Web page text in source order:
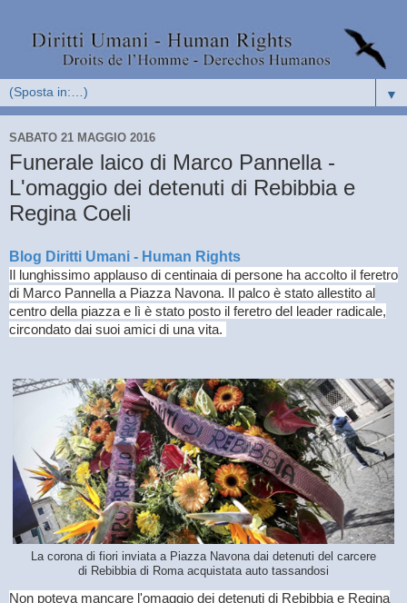
▼
SABATO 21 MAGGIO 2016
Funerale laico di Marco Pannella -
L'omaggio dei detenuti di Rebibbia e
Regina Coeli
Blog Diritti Umani - Human Rights
Il lunghissimo applauso di centinaia di persone ha accolto il feretro
di Marco Pannella a Piazza Navona. Il palco è stato allestito al
centro della piazza e lì è stato posto il feretro del leader radicale,
circondato dai suoi amici di una vita.
La corona di fiori inviata a Piazza Navona dai detenuti del carcere
di Rebibbia di Roma acquistata auto tassandosi
Non poteva mancare l'omaggio dei detenuti di Rebibbia e Regina